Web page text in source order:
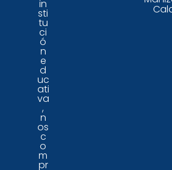
in
sti
tu
ci
ó
n
e
d
uc
ati
va
,
n
os
c
o
m
pr